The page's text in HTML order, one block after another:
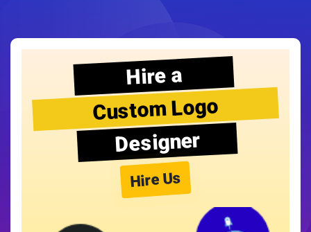
Hire a
Custom Logo
Designer
Hire Us